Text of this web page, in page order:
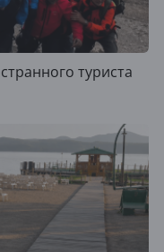
туриста